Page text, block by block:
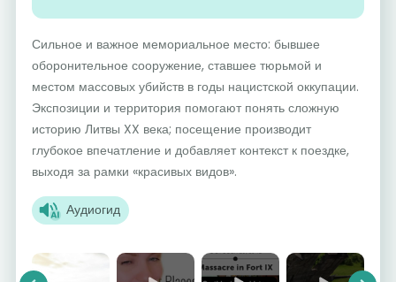
Сильное и важное мемориальное место: бывшее
оборонительное сооружение, ставшее тюрьмой и
местом массовых убийств в годы нацистской оккупации.
Экспозиции и территория помогают понять сложную
историю Литвы XX века; посещение производит
глубокое впечатление и добавляет контекст к поездке,
выходя за рамки «красивых видов».
Аудиогид